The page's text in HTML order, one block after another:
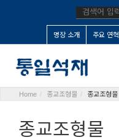
명장 소개 주요 연혁
Home 종교조형물 종교조형물
종교조형물